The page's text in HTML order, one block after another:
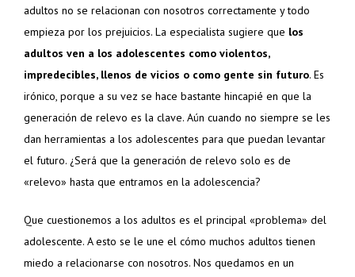
adultos no se relacionan con nosotros correctamente y todo
empieza por los prejuicios. La especialista sugiere que los
adultos ven a los adolescentes como violentos,
impredecibles, llenos de vicios o como gente sin futuro. Es
irónico, porque a su vez se hace bastante hincapié en que la
generación de relevo es la clave. Aún cuando no siempre se les
dan herramientas a los adolescentes para que puedan levantar
el futuro. ¿Será que la generación de relevo solo es de
«relevo» hasta que entramos en la adolescencia?
Que cuestionemos a los adultos es el principal «problema» del
adolescente. A esto se le une el cómo muchos adultos tienen
miedo a relacionarse con nosotros. Nos quedamos en un